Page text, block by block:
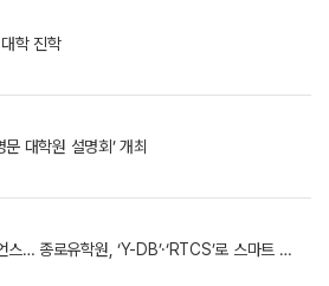
학 진학
대학원 설명회’ 개최
… 종로유학원, ‘Y-DB’·‘RTCS’로 스마트 혁